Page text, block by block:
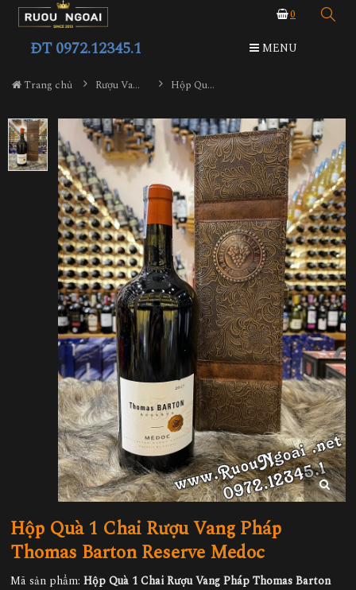
0
ĐT 0972.12345.1 MENU
Trang chủ Rượu Vang Hộp Quà Hộp Quà 1 Chai Rượu Vang Pháp Thomas Barton Reserve Medoc
Hộp Quà 1 Chai Rượu Vang Pháp
Thomas Barton Reserve Medoc
Mã sản phẩm: Hộp Quà 1 Chai Rượu Vang Pháp Thomas Barton